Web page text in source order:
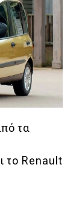
τα
το Renault